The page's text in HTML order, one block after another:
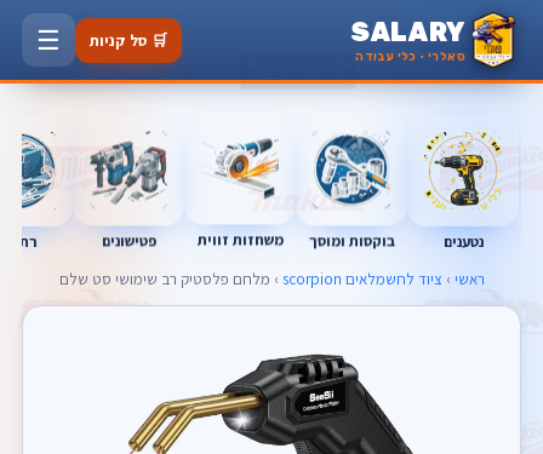
SALARY
סאלרי · כלי עבודה
🛒 סל קניות ☰
נטענים בוקסות ומוסך משחזות זווית פטישונים
ראשי › ציוד לחשמלאים scorpion › מלחם פלסטיק רב שימושי סט שלם